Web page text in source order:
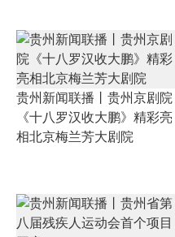
贵州新闻联播丨贵州京剧院
《十八罗汉收大鹏》精彩亮
相北京梅兰芳大剧院